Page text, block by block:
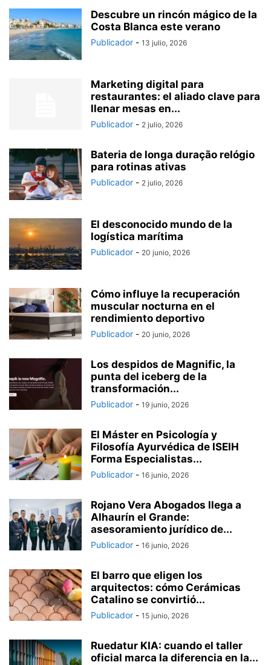
Descubre un rincón mágico de la
Costa Blanca este verano
Publicador - 13 julio, 2026
Marketing digital para
restaurantes: el aliado clave para
llenar mesas en...
Publicador - 2 julio, 2026
Bateria de longa duração relógio
para rotinas ativas
Publicador - 2 julio, 2026
El desconocido mundo de la
logística marítima
Publicador - 20 junio, 2026
Cómo influye la recuperación
muscular nocturna en el
rendimiento deportivo
Publicador - 20 junio, 2026
Los despidos de Magnific, la
punta del iceberg de la
transformación...
Publicador - 19 junio, 2026
El Máster en Psicología y
Filosofía Ayurvédica de ISEIH
Forma Especialistas...
Publicador - 16 junio, 2026
Rojano Vera Abogados llega a
Alhaurín el Grande:
asesoramiento jurídico de...
Publicador - 16 junio, 2026
El barro que eligen los
arquitectos: cómo Cerámicas
Catalino se convirtió...
Publicador - 15 junio, 2026
Ruedatur KIA: cuando el taller
oficial marca la diferencia en la...